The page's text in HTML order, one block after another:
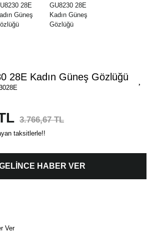
28E Kadın Güneş Gözlüğü
3.766,67 TL
taksitlerle!!
HABER VER
Ver